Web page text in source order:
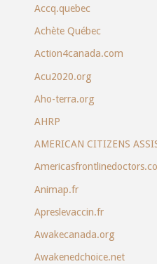
Accq.quebec
Achète Québec
Action4canada.com
Acu2020.org
Aho-terra.org
AHRP
AMERICAN CITIZENS
Animap.fr
Apreslevaccin.fr
Awakecanada.org
Awakenedchoice.net